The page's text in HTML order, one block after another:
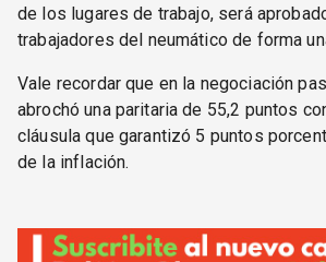
de los lugares de trabajo, será
trabajadores del neumático de forma
Vale recordar que en la negociación
abrochó una paritaria de 55,2 puntos
cláusula que garantizó 5 puntos
de la inflación.